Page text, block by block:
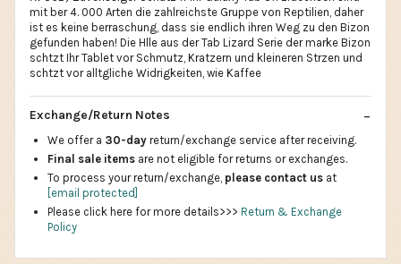
mit ber 4. 000 Arten die zahlreichste Gruppe von Reptilien, daher
ist es keine berraschung, dass sie endlich ihren Weg zu den Bizon
gefunden haben! Die Hlle aus der Tab Lizard Serie der marke Bizon
schtzt Ihr Tablet vor Schmutz, Kratzern und kleineren Strzen und
schtzt vor alltgliche Widrigkeiten, wie Kaffee
Exchange/Return Notes
We offer a 30-day return/exchange service after receiving.
Final sale items are not eligible for returns or exchanges.
To process your return/exchange, please contact us at
[email protected]
Please click here for more details>>> Return & Exchange
Policy